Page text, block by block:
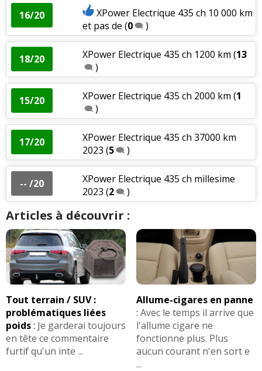
16/20
XPower Electrique 435 ch 10 000 km
et pas de (0 )
18/20 XPower Electrique 435 ch 1200 km (13
)
15/20 XPower Electrique 435 ch 2000 km (1
)
17/20
XPower Electrique 435 ch 37000 km
2023 (5 )
-- /20
XPower Electrique 435 ch millesime
2023 (2 )
Articles à découvrir :
Tout terrain / SUV :
problématiques liées
poids: Je garderai toujours
en tête ce commentaire
furtif qu'un inte ...
Allume-cigares en panne
: Avec le temps il arrive que
l'allume cigare ne
fonctionne plus. Plus
aucun courant n'en sort e
...